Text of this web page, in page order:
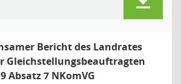
Bericht des Landrates
Gleichstellungsbeauftragten
Absatz 7 NKomVG